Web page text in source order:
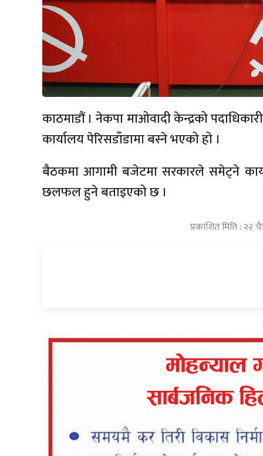
काठमाडौं । नेकपा माओवादी केन्द्रको
कार्यालय पेरिसडाँडामा बस्ने भएको हो ।
बैठकमा आगामी बजेटमा सरकारले समेट्ने
छलफल हुने बताइएको छ ।
प्रकाशित मिति : २२